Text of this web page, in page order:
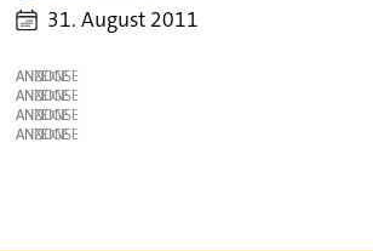
31. August 2011
ANZEIGE
ANZEIGE
ANZEIGE
ANZEIGE